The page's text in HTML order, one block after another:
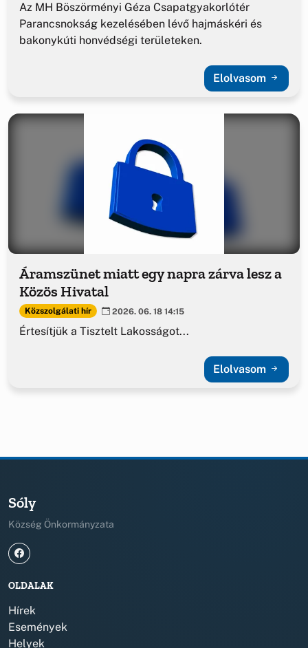
Az MH Böszörményi Géza Csapatgyakorlótér
Parancsnokság kezelésében lévő hajmáskéri és
bakonykúti honvédségi területeken.
Elolvasom
Áramszünet miatt egy napra zárva lesz a
Közös Hivatal
Közszolgálati hír 2026. 06. 18 14:15
Értesítjük a Tisztelt Lakosságot...
Elolvasom
Sóly
Község Önkormányzata
OLDALAK
Hírek
Események
Helyek